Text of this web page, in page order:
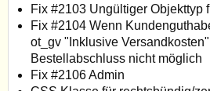
Fix #2103 Ungültiger Objekttyp
Fix #2104 Wenn
ot_gv "Inklusive
Bestellabschluss nicht möglich
Fix #2106 Admin